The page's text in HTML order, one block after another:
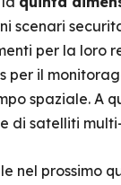
scenari
per la loro
per il
spaziale. A
satelliti
nel prossimo